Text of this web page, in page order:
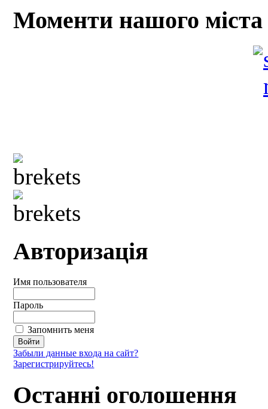
Моменти нашого міста
Авторизація
Имя пользователя
Пароль
Запомнить меня
Забыли данные входа на сайт?
Зарегистрируйтесь!
Останні оголошення